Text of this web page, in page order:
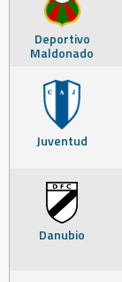
Deportivo
Maldonado
Juventud
Danubio